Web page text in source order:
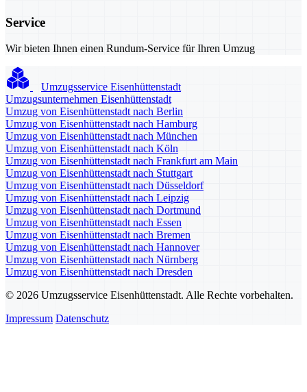
Service
Wir bieten Ihnen einen Rundum-Service für Ihren Umzug
Umzugsservice Eisenhüttenstadt
Umzugsunternehmen Eisenhüttenstadt
Umzug von Eisenhüttenstadt nach Berlin
Umzug von Eisenhüttenstadt nach Hamburg
Umzug von Eisenhüttenstadt nach München
Umzug von Eisenhüttenstadt nach Köln
Umzug von Eisenhüttenstadt nach Frankfurt am Main
Umzug von Eisenhüttenstadt nach Stuttgart
Umzug von Eisenhüttenstadt nach Düsseldorf
Umzug von Eisenhüttenstadt nach Leipzig
Umzug von Eisenhüttenstadt nach Dortmund
Umzug von Eisenhüttenstadt nach Essen
Umzug von Eisenhüttenstadt nach Bremen
Umzug von Eisenhüttenstadt nach Hannover
Umzug von Eisenhüttenstadt nach Nürnberg
Umzug von Eisenhüttenstadt nach Dresden
© 2026 Umzugsservice Eisenhüttenstadt. Alle Rechte vorbehalten.
Impressum Datenschutz